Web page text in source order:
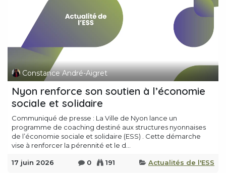
Constance André-Aigret
Nyon renforce son soutien à l’économie
sociale et solidaire
Communiqué de presse : La Ville de Nyon lance un
programme de coaching destiné aux structures nyonnaises
de l’économie sociale et solidaire (ESS) . Cette démarche
vise à renforcer la pérennité et le d...
17 juin 2026 0 191 Actualités de l'ESS